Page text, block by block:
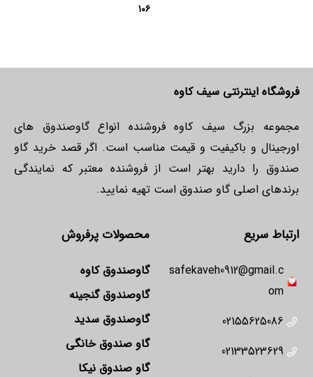
۱۰۶
فروشگاه اینترنتی سیف کاوه
مجموعه بزرگ سیف کاوه فروشنده انواع گاوصندوق های
اورجینال و باکیفیت و قیمت مناسب است. اگر قصد خرید گاو
صندوق را دارید بهتر است از فروشنده معتبر که نمایندگی
برندهای اصلی گاو صندوق است تهیه نمایید.
ارتباط سریع
safekaveh0912@gmail.c
om
02155625086
02133523629
محصولات پرفروش
گاوصندوق کاوه
گاوصندوق گنجینه
گاوصندوق سدید
گاو صندوق خانگی
گاو صندوق نیکا